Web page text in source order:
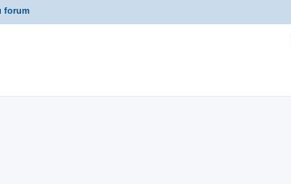
forum